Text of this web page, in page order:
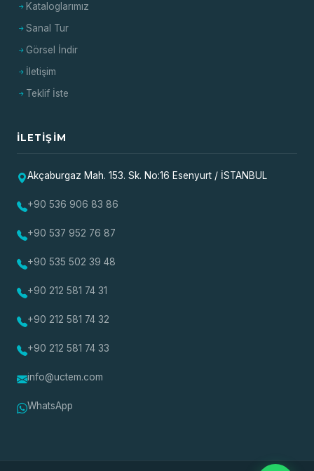
Kataloglarımız
Sanal Tur
Görsel İndir
İletişim
Teklif İste
İLETIŞIM
Akçaburgaz Mah. 153. Sk. No:16 Esenyurt / İSTANBUL
+90 536 906 83 86
+90 537 952 76 87
+90 535 502 39 48
+90 212 581 74 31
+90 212 581 74 32
+90 212 581 74 33
info@uctem.com
WhatsApp